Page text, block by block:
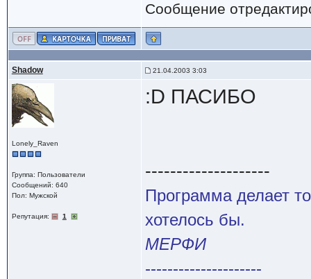
Сообщение
Shadow 21.04.2003 3:03
Lonely_Raven
Группа: Пользователи
Сообщений: 640
Пол: Мужской
Репутация: 1
:D ПАСИБО
--------------------
Программа делает
хотелось бы.
МЕРФИ
---------------------